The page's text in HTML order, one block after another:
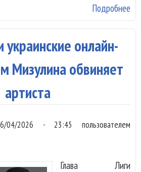
Подробнее
украинские онлайн-
Мизулина обвиняет
артиста
04/2026 - 23:45
пользователем
Глава Лиги